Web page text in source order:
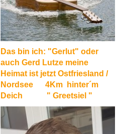
Das bin ich: "Gerlut" oder
auch Gerd Lutze meine
Heimat ist jetzt Ostfriesland /
Nordsee 4Km hinter´m
Deich " Greetsiel "